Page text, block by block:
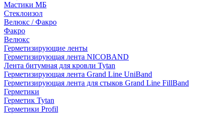
Мастики МБ
Стеклоизол
Велюкс / Факро
Факро
Велюкс
Герметизирующие ленты
Герметизирующая лента NICOBAND
Лента битумная для кровли Tytan
Герметизирующая лента Grand Line UniBand
Герметизирующая лента для стыков Grand Line FillBand
Герметики
Герметик Tytan
Герметики Profil